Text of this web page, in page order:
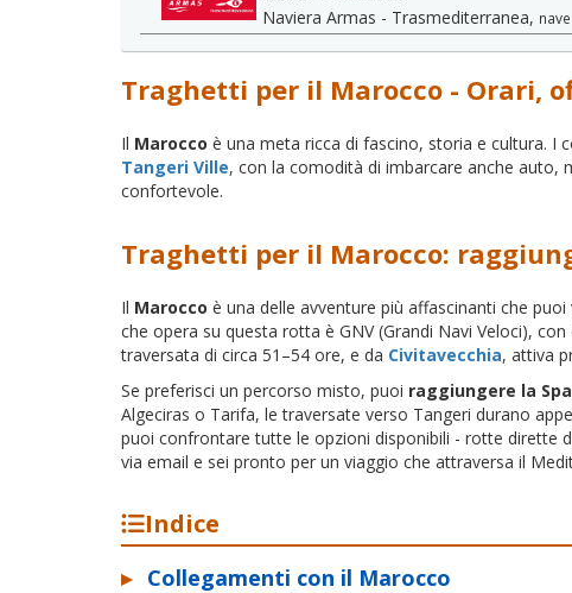
Naviera Armas - Trasmediterranea, nave
Traghetti per il Marocco - Orari,
Il Marocco è una meta ricca di fascino, storia e cultura. I
Tangeri Ville, con la comodità di imbarcare anche auto,
confortevole.
Traghetti per il Marocco:
Il Marocco è una delle avventure più affascinanti che
che opera su questa rotta è GNV (Grandi Navi Veloci),
traversata di circa 51–54 ore, e da Civitavecchia, attiva
Se preferisci un percorso misto, puoi raggiungere la
Algeciras o Tarifa, le traversate verso Tangeri durano
puoi confrontare tutte le opzioni disponibili - rotte dirette
via email e sei pronto per un viaggio che attraversa il
Indice
▸ Collegamenti con il Marocco